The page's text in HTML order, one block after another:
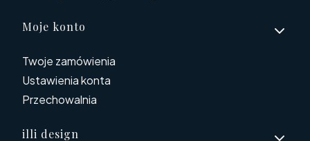
Moje konto
Twoje zamówienia
Ustawienia konta
Przechowalnia
illi design